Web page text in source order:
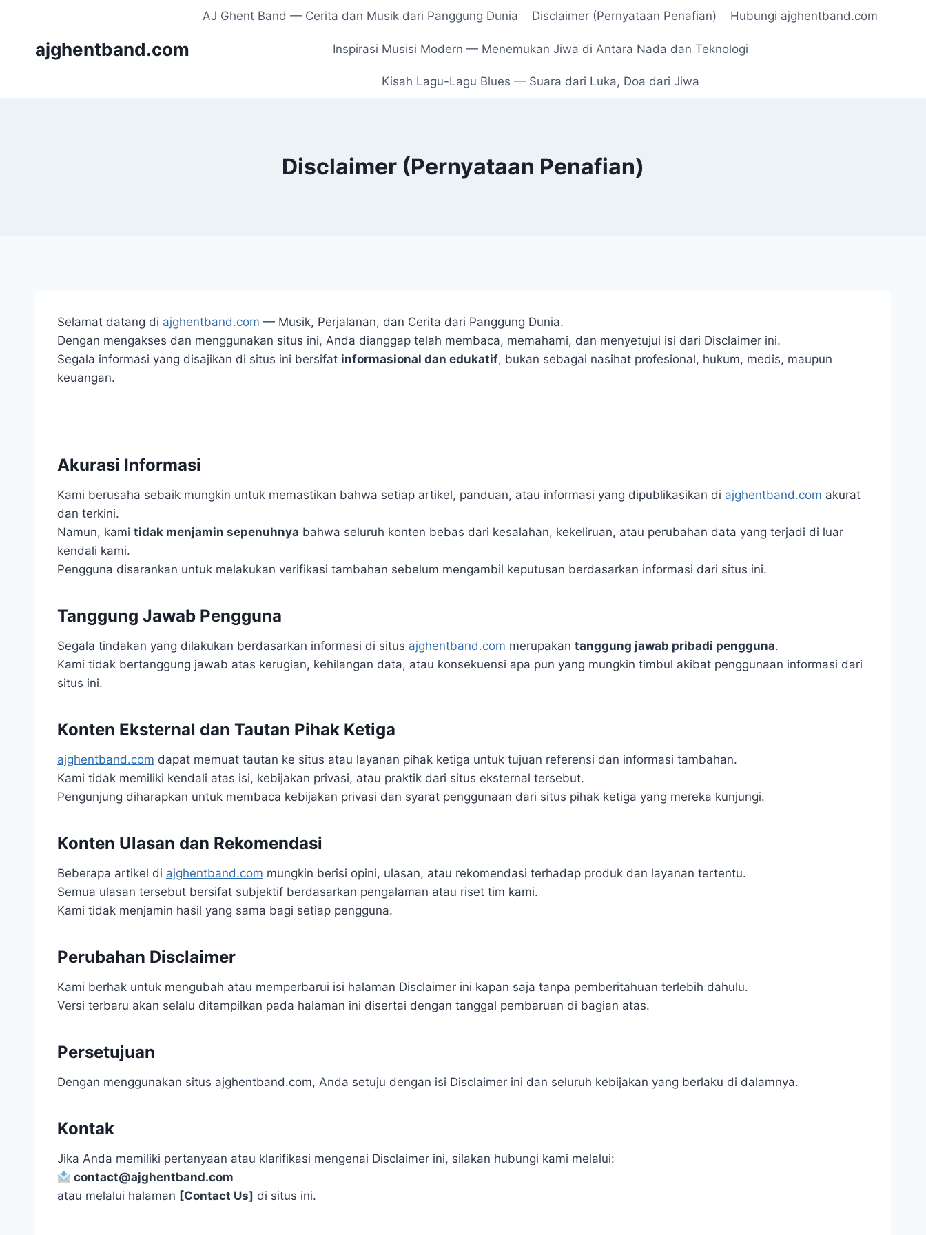
contentajghentband.com
AJ Ghent Band — Cerita dan Musik dari Panggung Dunia Disclaimer (Pernyataan Penafian) Hubungi ajghentband.com
Inspirasi Musisi Modern — Menemukan Jiwa di Antara Nada dan Teknologi
Kisah Lagu-Lagu Blues — Suara dari Luka, Doa dari Jiwa
Disclaimer (Pernyataan Penafian)
Selamat datang di ajghentband.com — Musik, Perjalanan, dan Cerita dari Panggung Dunia.
Dengan mengakses dan menggunakan situs ini, Anda dianggap telah membaca, memahami, dan menyetujui isi dari Disclaimer ini.
Segala informasi yang disajikan di situs ini bersifat informasional dan edukatif, bukan sebagai nasihat profesional, hukum, medis, maupun
keuangan.
Akurasi Informasi
Kami berusaha sebaik mungkin untuk memastikan bahwa setiap artikel, panduan, atau informasi yang dipublikasikan di ajghentband.com akurat
dan terkini.
Namun, kami tidak menjamin sepenuhnya bahwa seluruh konten bebas dari kesalahan, kekeliruan, atau perubahan data yang terjadi di luar
kendali kami.
Pengguna disarankan untuk melakukan verifikasi tambahan sebelum mengambil keputusan berdasarkan informasi dari situs ini.
Tanggung Jawab Pengguna
Segala tindakan yang dilakukan berdasarkan informasi di situs ajghentband.com merupakan tanggung jawab pribadi pengguna.
Kami tidak bertanggung jawab atas kerugian, kehilangan data, atau konsekuensi apa pun yang mungkin timbul akibat penggunaan informasi dari
situs ini.
Konten Eksternal dan Tautan Pihak Ketiga
ajghentband.com dapat memuat tautan ke situs atau layanan pihak ketiga untuk tujuan referensi dan informasi tambahan.
Kami tidak memiliki kendali atas isi, kebijakan privasi, atau praktik dari situs eksternal tersebut.
Pengunjung diharapkan untuk membaca kebijakan privasi dan syarat penggunaan dari situs pihak ketiga yang mereka kunjungi.
Konten Ulasan dan Rekomendasi
Beberapa artikel di ajghentband.com mungkin berisi opini, ulasan, atau rekomendasi terhadap produk dan layanan tertentu.
Semua ulasan tersebut bersifat subjektif berdasarkan pengalaman atau riset tim kami.
Kami tidak menjamin hasil yang sama bagi setiap pengguna.
Perubahan Disclaimer
Kami berhak untuk mengubah atau memperbarui isi halaman Disclaimer ini kapan saja tanpa pemberitahuan terlebih dahulu.
Versi terbaru akan selalu ditampilkan pada halaman ini disertai dengan tanggal pembaruan di bagian atas.
Persetujuan
Dengan menggunakan situs ajghentband.com, Anda setuju dengan isi Disclaimer ini dan seluruh kebijakan yang berlaku di dalamnya.
Kontak
Jika Anda memiliki pertanyaan atau klarifikasi mengenai Disclaimer ini, silakan hubungi kami melalui:
contact@ajghentband.com
atau melalui halaman [Contact Us] di situs ini.